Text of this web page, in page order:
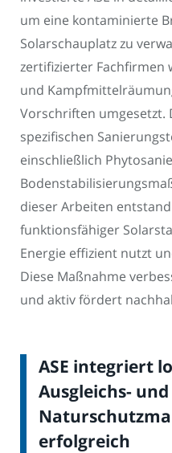
um eine kontaminierte
Solarschauplatz zu
zertifizierter Fachfirmen
und
Vorschriften umgesetzt.
spezifischen
einschließlich
dieser Arbeiten
funktionsfähiger
Energie effizient nutzt
Diese Maßnahme
und aktiv fördert
ASE integriert
Ausgleichs- und
erfolgreich